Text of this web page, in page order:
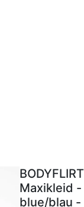
BODYFLIRT
Maxikleid -
blue/blau -